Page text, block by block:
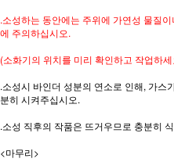
.소성하는 동안에는 주위에 가연성 물질
에 주의하십시오.
(소화기의 위치를 미리 확인하고 작업하
.소성시 바인더 성분의 연소로 인해, 가스
분히 시켜주십시오.
.소성 직후의 작품은 뜨거우므로 충분히
<마무리>